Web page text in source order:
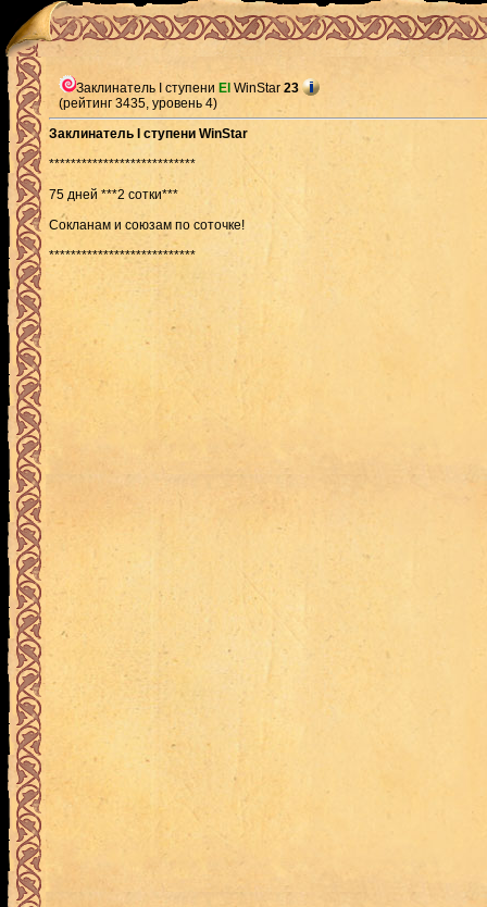
Заклинатель I ступени El WinStar 23
(рейтинг 3435, уровень 4)
Заклинатель I ступени WinStar
***************************
75 дней ***2 сотки***
Сокланам и союзам по соточке!
***************************